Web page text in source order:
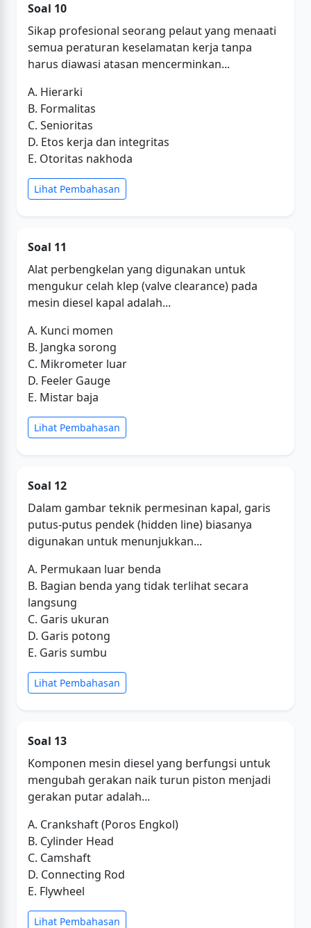
Soal 10
Sikap profesional seorang pelaut yang menaati
semua peraturan keselamatan kerja tanpa
harus diawasi atasan mencerminkan...
A. Hierarki
B. Formalitas
C. Senioritas
D. Etos kerja dan integritas
E. Otoritas nakhoda
Lihat Pembahasan
Soal 11
Alat perbengkelan yang digunakan untuk
mengukur celah klep (valve clearance) pada
mesin diesel kapal adalah...
A. Kunci momen
B. Jangka sorong
C. Mikrometer luar
D. Feeler Gauge
E. Mistar baja
Lihat Pembahasan
Soal 12
Dalam gambar teknik permesinan kapal, garis
putus-putus pendek (hidden line) biasanya
digunakan untuk menunjukkan...
A. Permukaan luar benda
B. Bagian benda yang tidak terlihat secara
langsung
C. Garis ukuran
D. Garis potong
E. Garis sumbu
Lihat Pembahasan
Soal 13
Komponen mesin diesel yang berfungsi untuk
mengubah gerakan naik turun piston menjadi
gerakan putar adalah...
A. Crankshaft (Poros Engkol)
B. Cylinder Head
C. Camshaft
D. Connecting Rod
E. Flywheel
Lihat Pembahasan